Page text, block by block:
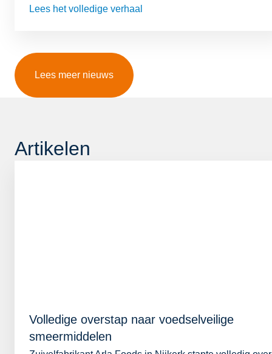
Lees het volledige verhaal
Lees meer nieuws
Artikelen
Volledige overstap naar voedselveilige
smeermiddelen